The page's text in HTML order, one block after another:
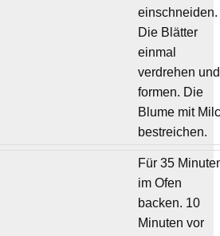
einschneiden.
Die Blätter
einmal
verdrehen und
formen. Die
Blume mit
bestreichen.
Für 35
im Ofen
backen. 10
Minuten vor